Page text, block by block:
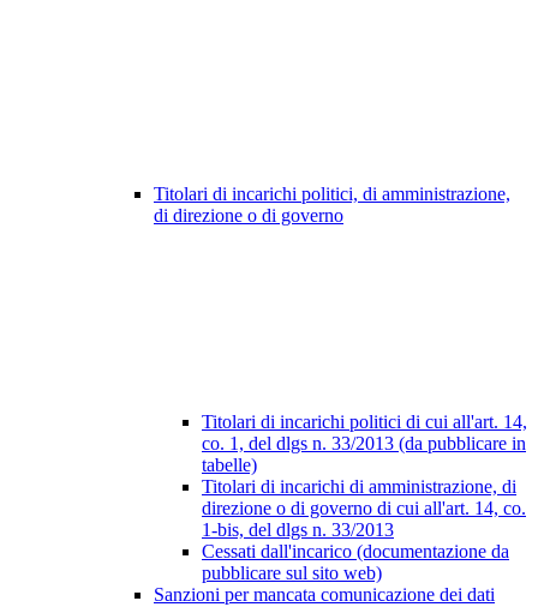
Titolari di incarichi politici, di amministrazione,
di direzione o di governo
Titolari di incarichi politici di cui all'art. 14,
co. 1, del dlgs n. 33/2013 (da pubblicare in
tabelle)
Titolari di incarichi di amministrazione, di
direzione o di governo di cui all'art. 14, co.
1-bis, del dlgs n. 33/2013
Cessati dall'incarico (documentazione da
pubblicare sul sito web)
Sanzioni per mancata comunicazione dei dati